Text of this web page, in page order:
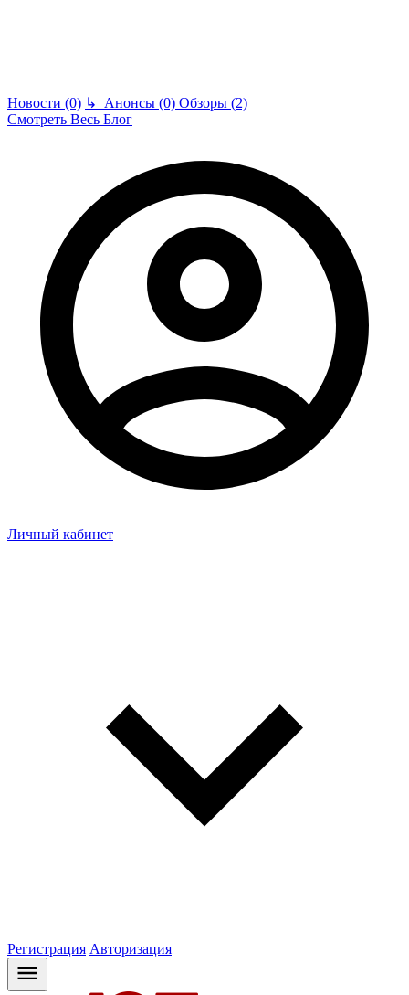
Новости (0) ↳ Анонсы (0) Обзоры (2)
Смотреть Весь Блог
Личный кабинет
Регистрация Авторизация